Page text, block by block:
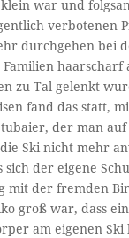
war und
verbotenen
durchgehen bei
Familien haarscharf
zu Tal gelenkt
fand das statt,
der man auf
Ski nicht mehr
sich der eigene
mit der fremden
groß war, dass
am eigenen